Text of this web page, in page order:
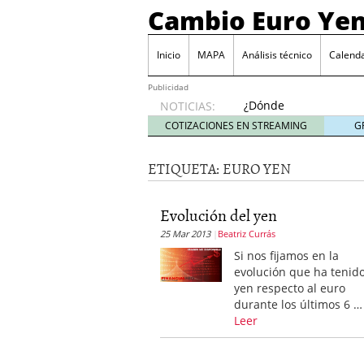
Cambio Euro
Inicio MAPA Análisis técnico
Publicidad
NOTICIAS:
¿Dónde
invertir
en
octubre
31, 2024
¿Cuál es el salario
El declive continuado
septiembre 26, 2023
El enigma del aceite de
extranjero? septiembre
COTIZACIONES EN STREAMING
ETIQUETA: EURO YEN
Evolución del yen
25 Mar 2013 Beatriz Currás
Si nos fijamos en la
evolución que ha
yen respecto al euro
durante los últimos 6 …
Leer